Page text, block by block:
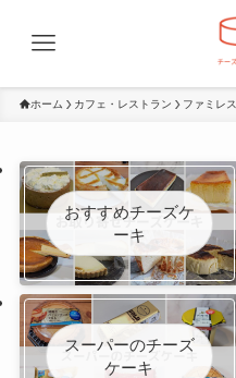
ホーム カフェ・レストラン ファミレス
おすすめチーズケ
ーキ
スーパーのチーズ
ケーキ